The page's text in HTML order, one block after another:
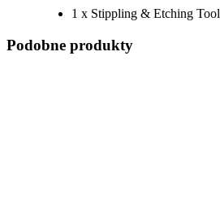
1 x Stippling & Etching Tool
Podobne produkty